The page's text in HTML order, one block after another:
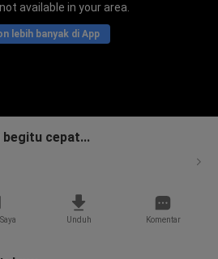
available in your area.
lebih banyak di App
cepat...
Unduh Komentar